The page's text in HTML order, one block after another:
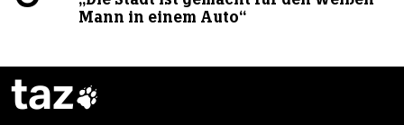
Mann in einem Auto“
taz